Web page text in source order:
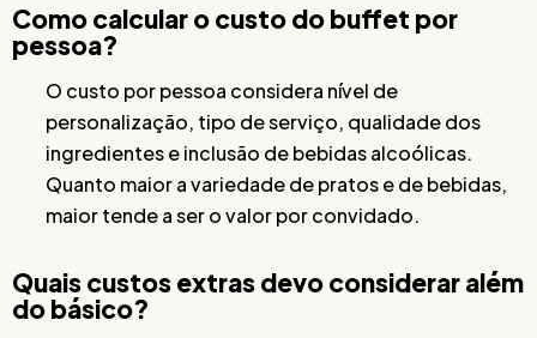
Como calcular o custo do buffet por
pessoa?
O custo por pessoa considera nível de
personalização, tipo de serviço, qualidade dos
ingredientes e inclusão de bebidas alcoólicas.
Quanto maior a variedade de pratos e de bebidas,
maior tende a ser o valor por convidado.
Quais custos extras devo considerar além
do básico?